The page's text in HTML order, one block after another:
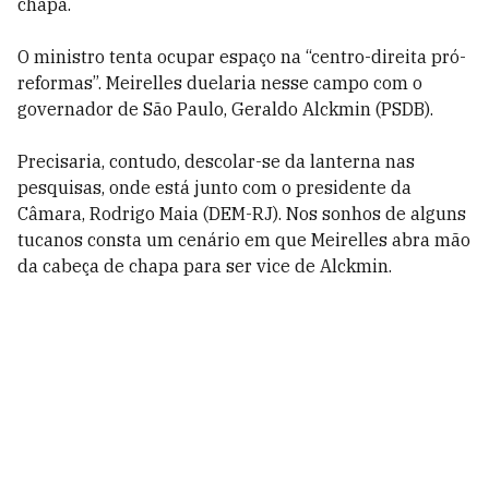
chapa.
O ministro tenta ocupar espaço na “centro-direita pró-
reformas”. Meirelles duelaria nesse campo com o
governador de São Paulo, Geraldo Alckmin (PSDB).
Precisaria, contudo, descolar-se da lanterna nas
pesquisas, onde está junto com o presidente da
Câmara, Rodrigo Maia (DEM-RJ). Nos sonhos de alguns
tucanos consta um cenário em que Meirelles abra mão
da cabeça de chapa para ser vice de Alckmin.